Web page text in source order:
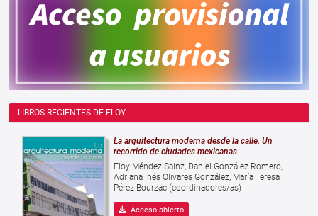
LIBROS RECIENTES DE ELOY
La arquitectura moderna desde la calle. Un
recorrido de ciudades mexicanas
Eloy Méndez Sainz, Daniel González Romero,
Adriana Inés Olivares González, María Teresa
Pérez Bourzac (coordinadores/as)
Acceso abierto